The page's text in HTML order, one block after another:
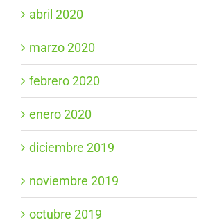
abril 2020
marzo 2020
febrero 2020
enero 2020
diciembre 2019
noviembre 2019
octubre 2019